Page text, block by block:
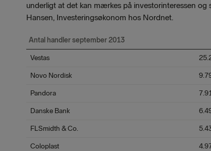
underligt at det kan mærkes på investorinteressen og
Hansen, Investeringsøkonom hos Nordnet.
Antal handler september 2013
Vestas
Novo Nordisk
Pandora
Danske Bank
FLSmidth & Co.
Coloplast